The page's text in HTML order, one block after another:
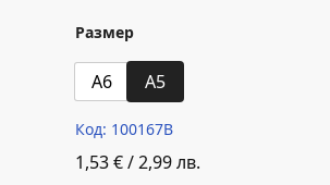
Размер
A6 A5
Код: 100167B
1,53€/2,99лв.